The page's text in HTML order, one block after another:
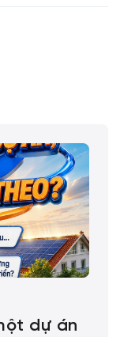
dự án